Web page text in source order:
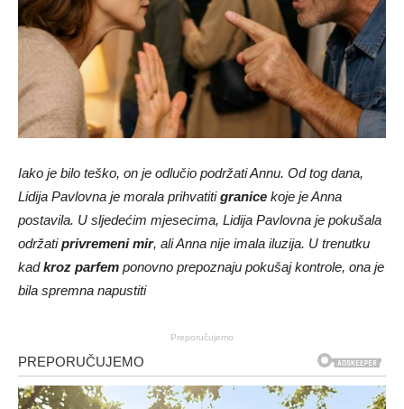
Lidija Pavlovna je morala prihvatitigranicekoje je Anna
postavila. U sljedećim mjesecima, Lidija Pavlovna je pokušala
održatiprivremeni mir, ali Anna nije imala iluzija. U trenutku
kadkroz parfemponovno prepoznaju pokušaj kontrole, ona je
bila spremna napustiti